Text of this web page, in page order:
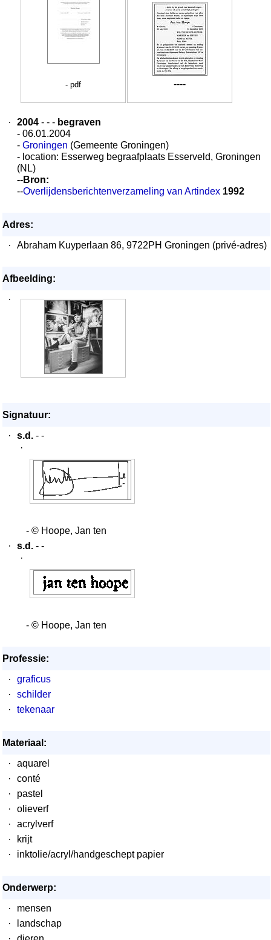
- pdf ----
· 2004 - - - begraven
- 06.01.2004
- Groningen (Gemeente Groningen)
- location: Esserweg begraafplaats Esserveld, Groningen
(NL)
--Bron:
--Overlijdensberichtenverzameling van Artindex 1992
Adres:
·
Abraham Kuyperlaan 86, 9722PH Groningen (privé-adres)
Afbeelding:
·
Signatuur:
·
s.d. - -
·
- © Hoope, Jan ten
·
s.d. - -
·
- © Hoope, Jan ten
Professie:
·
graficus
·
schilder
·
tekenaar
Materiaal:
·
aquarel
·
conté
·
pastel
·
olieverf
·
acrylverf
·
krijt
·
inktolie/acryl/handgeschept papier
Onderwerp:
·
mensen
·
landschap